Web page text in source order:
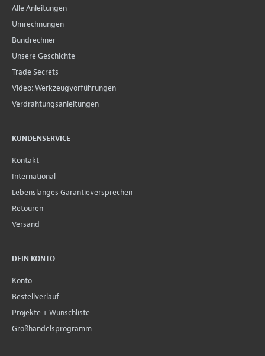
Alle Anleitungen
Umrechnungen
Bundrechner
Unsere Geschichte
Trade Secrets
Video: Werkzeugvorführungen
Verdrahtungsanleitungen
KUNDENSERVICE
Kontakt
International
Lebenslanges Garantieversprechen
Retouren
Versand
DEIN KONTO
Konto
Bestellverlauf
Projekte + Wunschliste
Großhandelsprogramm